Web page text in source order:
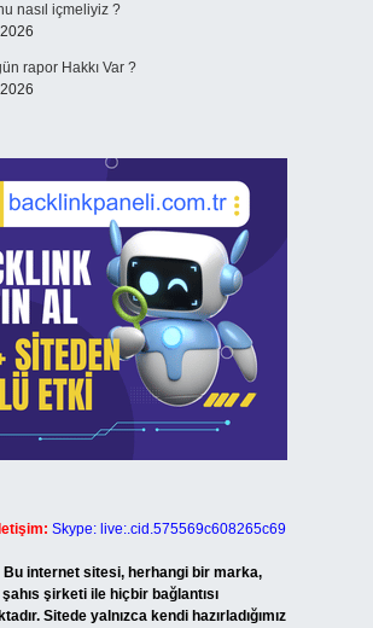
nasıl içmeliyiz ?
rapor Hakkı Var ?
Skype: live:.cid.575569c608265c69
Bu internet sitesi, herhangi bir marka,
şirketi ile hiçbir bağlantısı
Sitede yalnızca kendi hazırladığımız